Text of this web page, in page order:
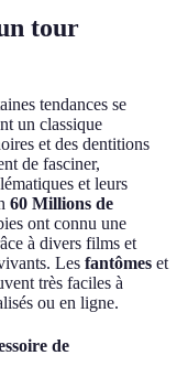
tour
tendances se
un classique
et des dentitions
de fasciner,
et leurs
60 Millions de
ont connu une
à divers films et
Les fantômes et
très faciles à
ou en ligne.
de